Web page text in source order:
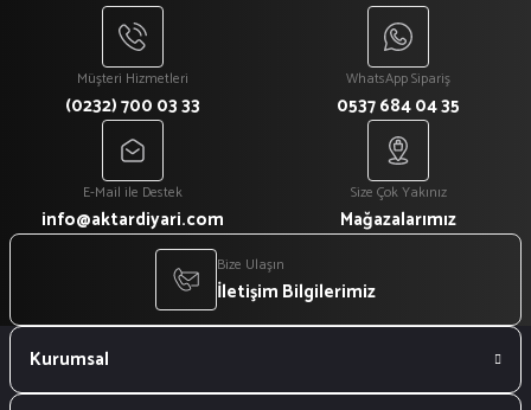
Müşteri Hizmetleri
(0232) 700 03 33
WhatsApp Sipariş
0537 684 04 35
E-Mail ile Destek
info@aktardiyari.com
Size Çok Yakınız
Mağazalarımız
Bize Ulaşın
İletişim Bilgilerimiz
Kurumsal